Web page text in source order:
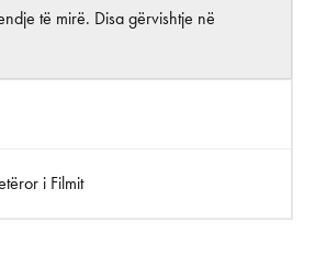
të mirë. Disa gërvishtje në
i Filmit